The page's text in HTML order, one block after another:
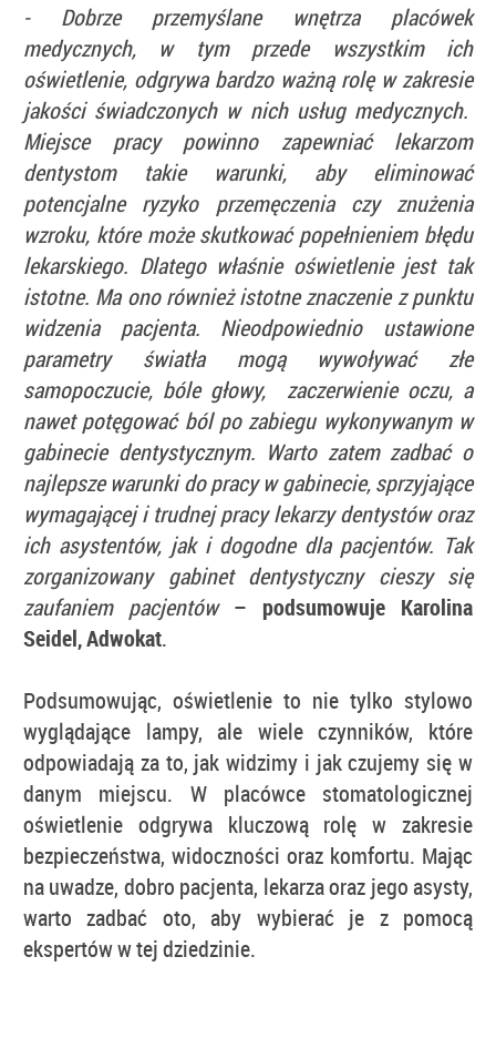
- Dobrze przemyślane wnętrza placówek
medycznych, w tym przede wszystkim ich
oświetlenie, odgrywa bardzo ważną rolę w zakresie
jakości świadczonych w nich usług medycznych.
Miejsce pracy powinno zapewniać lekarzom
dentystom takie warunki, aby eliminować
potencjalne ryzyko przemęczenia czy znużenia
wzroku, które może skutkować popełnieniem błędu
lekarskiego. Dlatego właśnie oświetlenie jest tak
istotne. Ma ono również istotne znaczenie z punktu
widzenia pacjenta. Nieodpowiednio ustawione
parametry światła mogą wywoływać złe
samopoczucie, bóle głowy, zaczerwienie oczu, a
nawet potęgować ból po zabiegu wykonywanym w
gabinecie dentystycznym. Warto zatem zadbać o
najlepsze warunki do pracy w gabinecie, sprzyjające
wymagającej i trudnej pracy lekarzy dentystów oraz
ich asystentów, jak i dogodne dla pacjentów. Tak
zorganizowany gabinet dentystyczny cieszy się
zaufaniem pacjentów – podsumowuje Karolina
Seidel, Adwokat.
Podsumowując, oświetlenie to nie tylko stylowo
wyglądające lampy, ale wiele czynników, które
odpowiadają za to, jak widzimy i jak czujemy się w
danym miejscu. W placówce stomatologicznej
oświetlenie odgrywa kluczową rolę w zakresie
bezpieczeństwa, widoczności oraz komfortu. Mając
na uwadze, dobro pacjenta, lekarza oraz jego asysty,
warto zadbać oto, aby wybierać je z pomocą
ekspertów w tej dziedzinie.